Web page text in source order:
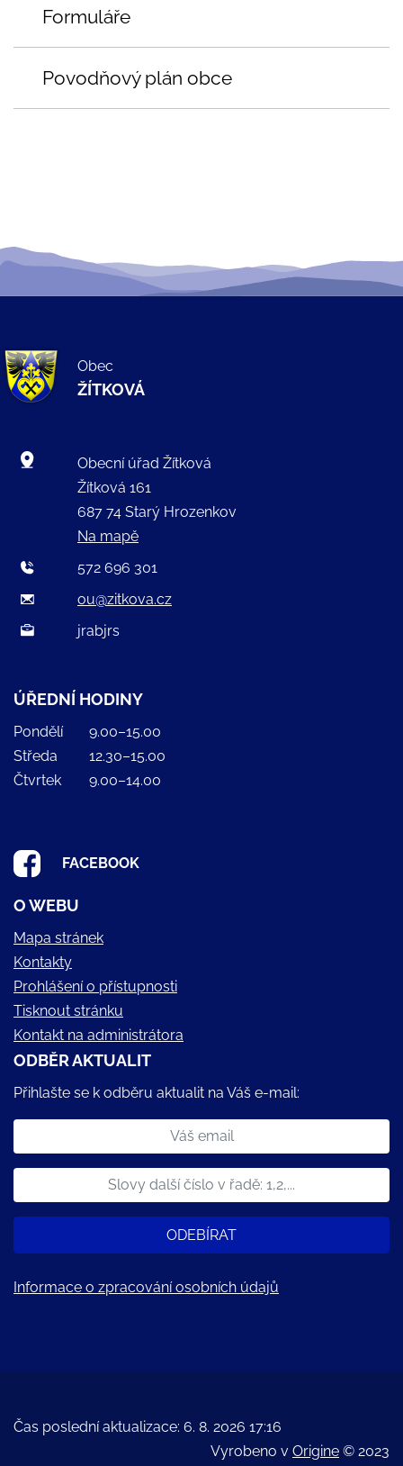
Formuláře
Povodňový plán obce
Obec
ŽÍTKOVÁ
Obecní úřad Žítková
Žítková 161
687 74 Starý Hrozenkov
Na mapě
572 696 301
ou@zitkova.cz
jrabjrs
ÚŘEDNÍ HODINY
Pondělí
9.00–15.00
Středa
12.30–15.00
Čtvrtek
9.00–14.00
FACEBOOK
O WEBU
Mapa stránek
Kontakty
Prohlášení o přístupnosti
Tisknout stránku
Kontakt na administrátora
ODBĚR AKTUALIT
Přihlašte se k odběru aktualit na Váš e-mail:
ODEBÍRAT
Informace o zpracování osobních údajů
Čas poslední aktualizace: 6. 8. 2026 17:16
Vyrobeno v Origine © 2023